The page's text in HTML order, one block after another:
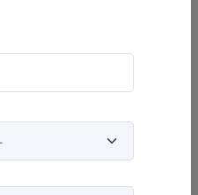
direto das indústrias de
E o melhor: você continua
parceiros e encontra novos
com mais praticidade e